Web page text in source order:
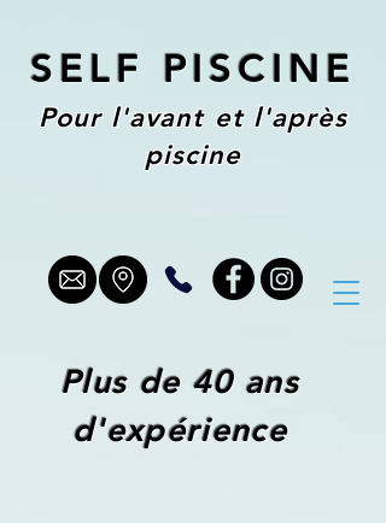
SELF PISCINE
Pour l'avant et l'après
piscine
Plus de 40 ans
d'expérience